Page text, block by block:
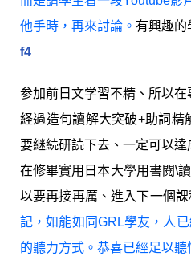
他手時，再來討論。 有興趣的
f4
参加前日文学習不精、所以在
経過造句讀解大突破+助詞精
要継続研読下去、一定可以達
在修畢實用日本大學用書閱\
以要再接再厲、進入下一個
記，如能如同GRL學友，人
的聽力方式。恭喜已經足以